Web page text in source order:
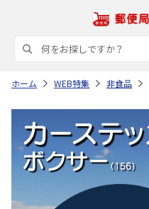
ホーム WEB特集 非食品